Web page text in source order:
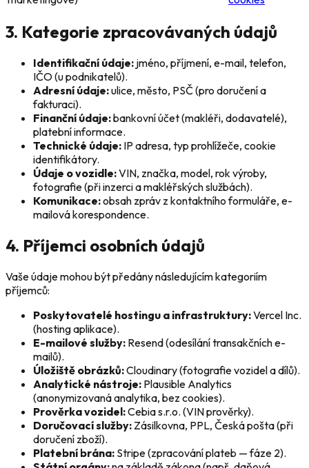
3. Kategorie zpracovávaných údajů
Identifikační údaje: jméno, příjmení, e-mail, telefon,
IČO (u podnikatelů).
Adresní údaje:ulice, město, PSČ (pro doručení a
fakturaci).
Finanční údaje:bankovní účet (makléři, dodavatelé),
platební informace.
Technické údaje: IP adresa, typ prohlížeče, cookie
identifikátory.
Údaje o vozidle:VIN, značka, model, rok výroby,
fotografie (při inzerci a makléřských službách).
Komunikace:obsah zpráv z kontaktního formuláře, e-
mailová korespondence.
4. Příjemci osobních údajů
Vaše údaje mohou být předány následujícím kategoriím
příjemců:
Poskytovatelé hostingu a infrastruktury:Vercel Inc.
(hosting aplikace).
E-mailové služby: Resend (odesílání transakčních e-
mailů).
Úložiště obrázků:Cloudinary (fotografie vozidel a dílů).
Analytické nástroje: Plausible Analytics
(anonymizovaná analytika, bez cookies).
Prověrka vozidel:Cebia s.r.o. (VIN prověrky).
Doručovací služby: Zásilkovna, PPL, Česká pošta (při
doručení zboží).
Platební brána: Stripe (zpracování plateb — fáze 2).